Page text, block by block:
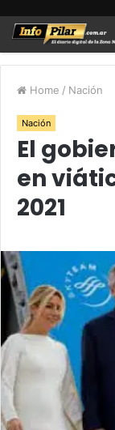
Home / Nación
Nación
El
en
2021